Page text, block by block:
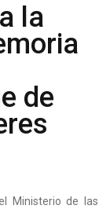
la
de
Ministerio de las